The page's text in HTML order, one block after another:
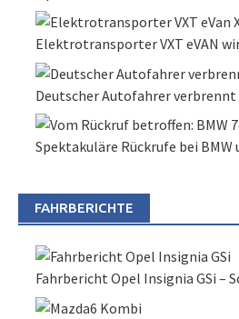
Elektrotransporter VXT eVAN
Deutscher Autofahrer verbrennt
Spektakuläre Rückrufe bei BMW
FAHRBERICHTE
Fahrbericht Opel Insignia GSi –